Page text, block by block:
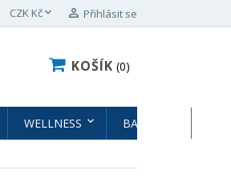
CZK Kč  Přihlásit se
KOŠÍK 0
WELLNESS BAZÉNY